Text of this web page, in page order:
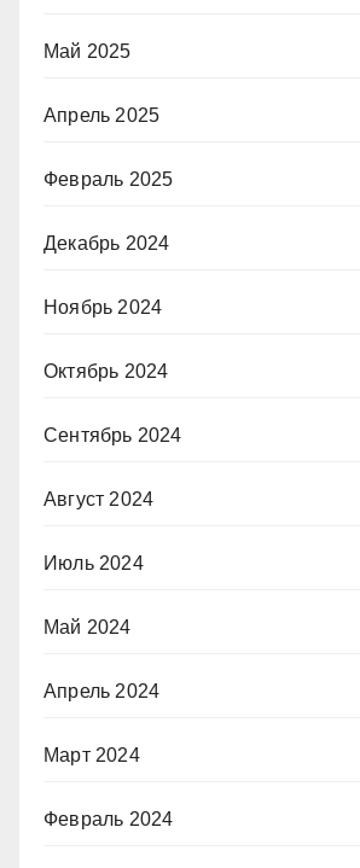
Май 2025
Апрель 2025
Февраль 2025
Декабрь 2024
Ноябрь 2024
Октябрь 2024
Сентябрь 2024
Август 2024
Июль 2024
Май 2024
Апрель 2024
Март 2024
Февраль 2024